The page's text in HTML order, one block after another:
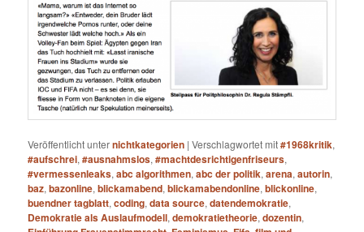
Veröffentlicht unternichtkategorien |Verschlagwortet mit#1968kritik,
#aufschrei,#ausnahmslos,#machtdesrichtigenfriseurs,
#vermessenleaks,abc algorithmen,abc der politik,arena,autorin,
baz,bazonline,blickamabend,blickamabendonline,blickonline,
buendner tagblatt,coding,data source,datendemokratie,
Demokratie als Auslaufmodell,demokratietheorie,dozentin,